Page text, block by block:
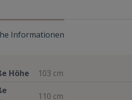
Informationen
Höhe
103 cm
110 cm